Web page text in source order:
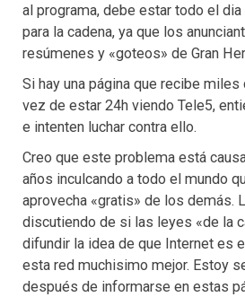
al programa, debe estar todo el
para la cadena, ya que los
resúmenes y «goteos» de Gran
Si hay una página que recibe
vez de estar 24h viendo Tele5,
e intenten luchar contra ello.
Creo que este problema está
años inculcando a todo el mundo
aprovecha «gratis» de los demás.
discutiendo de si las leyes «de la
difundir la idea de que Internet es
esta red muchisimo mejor. Estoy
después de informarse en estas